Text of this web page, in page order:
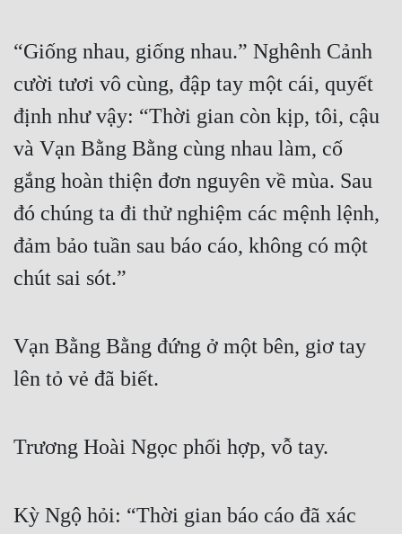
“Giống nhau, giống nhau.” Nghênh Cảnh
cười tươi vô cùng, đập tay một cái, quyết
định như vậy: “Thời gian còn kịp, tôi, cậu
và Vạn Bằng Bằng cùng nhau làm, cố
gắng hoàn thiện đơn nguyên về mùa. Sau
đó chúng ta đi thử nghiệm các mệnh lệnh,
đảm bảo tuần sau báo cáo, không có một
chút sai sót.”
Vạn Bằng Bằng đứng ở một bên, giơ tay
lên tỏ vẻ đã biết.
Trương Hoài Ngọc phối hợp, vỗ tay.
Kỳ Ngộ hỏi: “Thời gian báo cáo đã xác